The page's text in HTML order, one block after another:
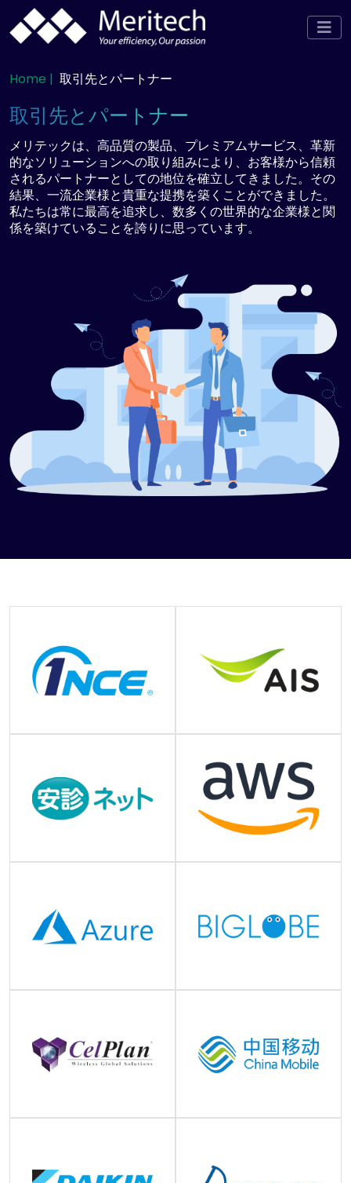
Home | 取引先とパートナー
取引先とパートナー
メリテックは、高品質の製品、プレミアムサービス、革新
的なソリューションへの取り組みにより、お客様から信頼
されるパートナーとしての地位を確立してきました。その
結果、一流企業様と貴重な提携を築くことができました。
私たちは常に最高を追求し、数多くの世界的な企業様と関
係を築けていることを誇りに思っています。